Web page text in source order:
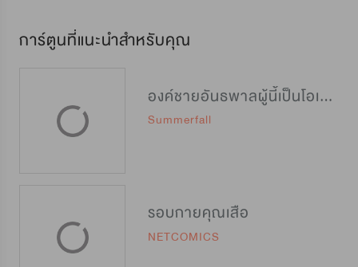
การ์ตูนที่แนะนำสำหรับคุณ
องค์ชายอันธพาลผู้นี้เป็นโอเมก้า
Summerfall
รอบกายคุณเสือ
NETCOMICS